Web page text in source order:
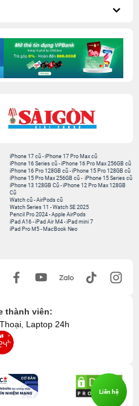
iPhone 17 cũ -iPhone 17 Pro Max cũ
iPhone 16 Series cũ - iPhone 16 Pro Max 256GB cũ
iPhone 16 Pro 128GB cũ -iPhone 15 Pro 128GB cũ
iPhone 15 Pro Max 256GB cũ - iPhone 15 Series cũ
iPhone 13 128GB Cũ -iPhone 12 Pro Max 128GB
Cũ
Watch cũ -AirPods cũ
Watch Series 11 -Watch SE 2025
Pencil Pro 2024 -Apple AirPods
iPad A16 -iPad Air M4 -iPad mini 7
iPad Pro M5 - MacBook Neo
thành viên:
Laptop 24h
Liên hệ